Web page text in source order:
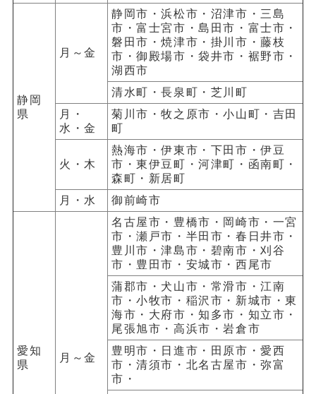
静岡
県
月～金
静岡市・浜松市・沼津市・三島
市・富士宮市・島田市・富士市・
磐田市・焼津市・掛川市・藤枝
市・御殿場市・袋井市・裾野市・
湖西市
清水町・長泉町・芝川町
月・
水・金
菊川市・牧之原市・小山町・吉田
町
火・木
熱海市・伊東市・下田市・伊豆
市・東伊豆町・河津町・函南町・
森町・新居町
月・水
御前崎市
愛知
県
月～金
名古屋市・豊橋市・岡崎市・一宮
市・瀬戸市・半田市・春日井市・
豊川市・津島市・碧南市・刈谷
市・豊田市・安城市・西尾市
蒲郡市・犬山市・常滑市・江南
市・小牧市・稲沢市・新城市・東
海市・大府市・知多市・知立市・
尾張旭市・高浜市・岩倉市
豊明市・日進市・田原市・愛西
市・清須市・北名古屋市・弥富
市・